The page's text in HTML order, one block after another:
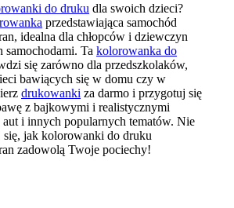
do druku dla swoich dzieci?
przedstawiająca samochód
idealna dla chłopców i dziewczyn
samochodami. Ta kolorowanka do
się zarówno dla przedszkolaków,
bawiących się w domu czy w
drukowanki za darmo i przygotuj się
z bajkowymi i realistycznymi
i innych popularnych tematów. Nie
się, jak kolorowanki do druku
zadowolą Twoje pociechy!